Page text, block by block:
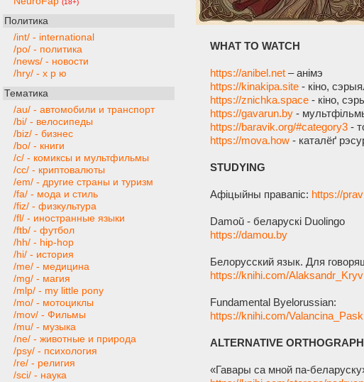
(18+)
Политика
/int/ - international
/po/ - политика
/news/ - новости
/hry/ - х р ю
Тематика
/au/ - автомобили и транспорт
/bi/ - велосипеды
/biz/ - бизнес
/bo/ - книги
/c/ - комиксы и мультфильмы
/cc/ - криптовалюты
/em/ - другие страны и туризм
/fa/ - мода и стиль
/fiz/ - физкультура
/fl/ - иностранные языки
/ftb/ - футбол
/hh/ - hip-hop
/hi/ - история
/me/ - медицина
/mg/ - магия
/mlp/ - my little pony
/mo/ - мотоциклы
/mov/ - Фильмы
/mu/ - музыка
/ne/ - животные и природа
/psy/ - психология
/re/ - религия
/sci/ - наука
WHAT TO WATCH
https://anibel.net – анімэ
https://kinakipa.site - кіно,
https://znichka.space - кіно,
https://gavarun.by -
https://baravik.org/#category3 -
https://mova.how - каталёґ
STUDYING
Афіцыйны правапіс: https://
Damoŭ - беларускі Duolingo
https://damou.by
Белорусский язык. Для
https://knihi.com/
Fundamental Byelorussian:
https://knihi.com/
ALTERNATIVE
«Гавары са мной па-